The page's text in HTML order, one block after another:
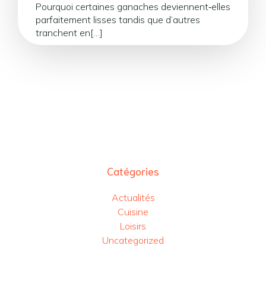
Pourquoi certaines ganaches deviennent‑elles
parfaitement lisses tandis que d’autres
tranchent en[…]
Catégories
Actualités
Cuisine
Loisirs
Uncategorized